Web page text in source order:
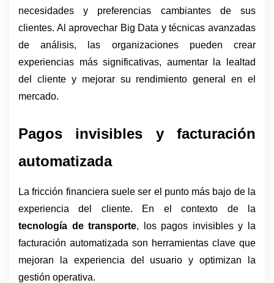
necesidades y preferencias cambiantes de sus
clientes. Al aprovechar Big Data y técnicas avanzadas
de análisis, las organizaciones pueden crear
experiencias más significativas, aumentar la lealtad
del cliente y mejorar su rendimiento general en el
mercado.
Pagos invisibles y facturación
automatizada
La fricción financiera suele ser el punto más bajo de la
experiencia del cliente.
tecnología de transporte, los pagos invisibles y la
facturación automatizada son herramientas clave que
mejoran la experiencia del usuario y optimizan la
gestión operativa.